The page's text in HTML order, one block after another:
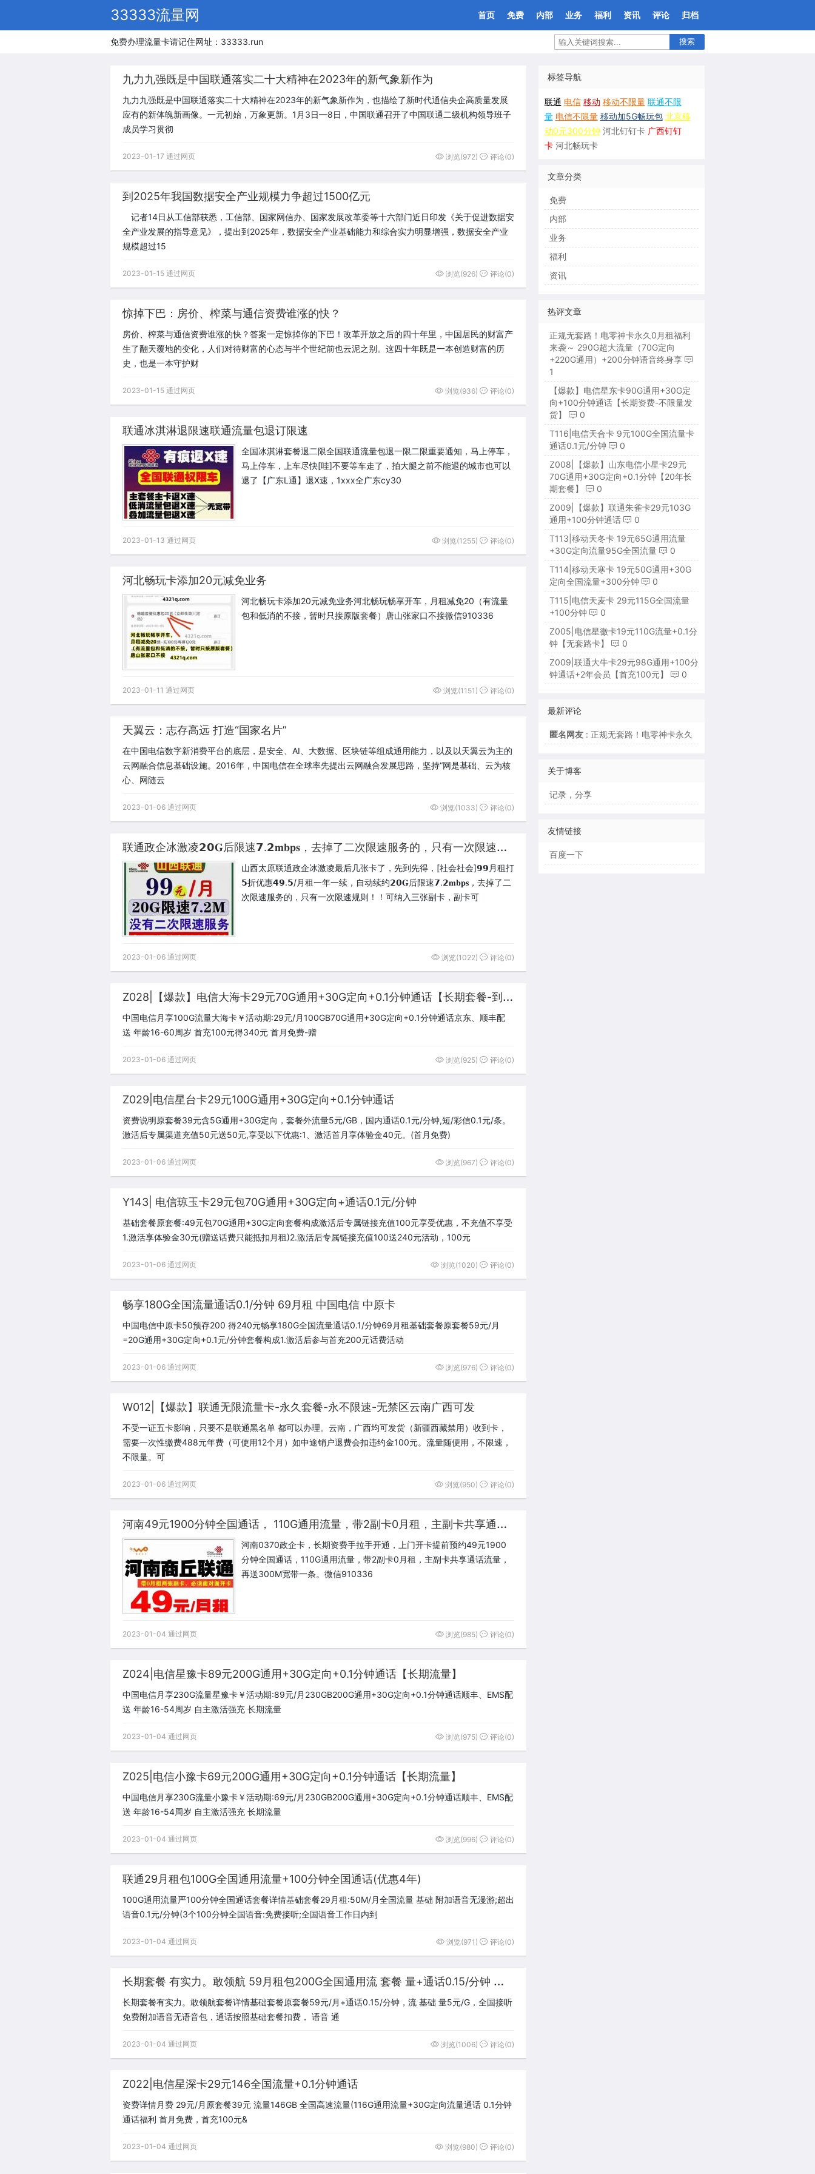
33333流量网 首页 免费 内部 业务 福利 资讯 评论 归档
免费办理流量卡请记住网址：33333.run 搜索
九力九强既是中国联通落实二十大精神在2023年的新气象新作为
九力九强既是中国联通落实二十大精神在2023年的新气象新作为，也描绘了新时代通信央企高质量发展
应有的新体魄新画像。一元初始，万象更新。1月3日—8日，中国联通召开了中国联通二级机构领导班子
成员学习贯彻
2023-01-17 通过网页 浏览(972) 评论(0)
到2025年我国数据安全产业规模力争超过1500亿元
记者14日从工信部获悉，工信部、国家网信办、国家发展改革委等十六部门近日印发《关于促进数据安
全产业发展的指导意见》，提出到2025年，数据安全产业基础能力和综合实力明显增强，数据安全产业
规模超过15
2023-01-15 通过网页 浏览(926) 评论(0)
惊掉下巴：房价、榨菜与通信资费谁涨的快？
房价、榨菜与通信资费谁涨的快？答案一定惊掉你的下巴！改革开放之后的四十年里，中国居民的财富产
生了翻天覆地的变化，人们对待财富的心态与半个世纪前也云泥之别。这四十年既是一本创造财富的历
史，也是一本守护财
2023-01-15 通过网页 浏览(936) 评论(0)
联通冰淇淋退限速联通流量包退订限速
全国冰淇淋套餐退二限全国联通流量包退一限二限重‮通要‬知，马上停车，
马‮停上‬车，上‮尽车‬快[哇]不要等‮走车‬了，拍大腿之前‮能不‬退的城‮也市‬可以
退了【广东L通】退X速，1xxx全广东cy30
2023-01-13 通过网页 浏览(1255) 评论(0)
河北畅玩卡添加20元减免业务
河北畅玩卡添加20元减免业务河北畅玩畅享开车，月租减免20（有流量
包和低消的不接，暂时只接原版套餐）唐山张家口不接微信910336
2023-01-11 通过网页 浏览(1151) 评论(0)
天翼云：志存高远 打造“国家名片”
在中国电信数字新消费平台的底层，是安全、AI、大数据、区块链等组成通用能力，以及以天翼云为主的
云网融合信息基础设施。2016年，中国电信在全球率先提出云网融合发展思路，坚持“网是基础、云为核
心、网随云
2023-01-06 通过网页 浏览(1033) 评论(0)
联
通政企冰激凌𝟮𝟬𝐆后限速𝟳.𝟮𝐦𝐛𝐩𝐬，去掉了二次限速服务的，只有一次限速规则！！ 可纳入三张副卡，副卡可付费改𝟬
山西太原联通政企冰激凌最后几张卡了，先到先得，[社会社会]𝟵𝟵月租打
𝟱折优惠𝟰𝟵.𝟱/月租一年一续，自动续约𝟮𝟬𝐆后限速𝟳.𝟮𝐦𝐛𝐩𝐬，去掉了二
次限速服务的，只有一次限速规则！！可纳入三张副卡，副卡可
2023-01-06 通过网页 浏览(1022) 评论(0)
Z
028|【爆款】电信大海卡29元70G通用+30G定向+0.1分钟通话【长期套餐-到期可续约】
中国电信月享100G流量大海卡￥活动期:29元/月100GB70G通用+30G定向+0.1分钟通话京东、顺丰配
送 年龄16-60周岁 首充100元得340元 首月免费-赠
2023-01-06 通过网页 浏览(925) 评论(0)
Z029|电信星台卡29元100G通用+30G定向+0.1分钟通话
资费说明原套餐39元含5G通用+30G定向，套餐外流量5元/GB，国内通话0.1元/分钟,短/彩信0.1元/条。
激活后专属渠道充值50元送50元,享受以下优惠:1、激活首月享体验金40元。(首月免费)
2023-01-06 通过网页 浏览(967) 评论(0)
Y143| 电信琼玉卡29元包70G通用+30G定向+通话0.1元/分钟
基础套餐原套餐:49元包70G通用+30G定向套餐构成激活后专属链接充值100元享受优惠，不充值不享受
1.激活享体验金30元(赠送话费只能抵扣月租)2.激活后专属链接充值100送240元活动，100元
2023-01-06 通过网页 浏览(1020) 评论(0)
畅享180G全国流量通话0.1/分钟 69月租 中国电信 中原卡
中国电信中原卡50预存200 得240元畅享180G全国流量通话0.1/分钟69月租基础套餐原套餐59元/月
=20G通用+30G定向+0.1元/分钟套餐构成1.激活后参与首充200元话费活动
2023-01-06 通过网页 浏览(976) 评论(0)
W012|【爆款】联通无限流量卡-永久套餐-永不限速-无禁区云南广西可发
不受一证五卡影响，只要不是联通黑名单 都可以办理。云南，广西均可发货（新疆西藏禁用）收到卡，
需要一次性缴费488元年费（可使用12个月）如中途销户退费会扣违约金100元。流量随便用，不限速，
不限量。可
2023-01-06 通过网页 浏览(950) 评论(0)
河
南49元1900分钟全国通话， 110G通用流量，带2副卡0月租，主副卡共享通话流量，再送300M宽带一条。
河南0370政企卡，长期资费手拉手开通，上门开卡提前预约49元1900
分钟全国通话，110G通用流量，带2副卡0月租，主副卡共享通话流量，
再送300M宽带一条。微信910336
2023-01-04 通过网页 浏览(985) 评论(0)
Z024|电信星豫卡89元200G通用+30G定向+0.1分钟通话【长期流量】
中国电信月享230G流量星豫卡￥活动期:89元/月230GB200G通用+30G定向+0.1分钟通话顺丰、EMS配
送 年龄16-54周岁 自主激活强充 长期流量
2023-01-04 通过网页 浏览(975) 评论(0)
Z025|电信小豫卡69元200G通用+30G定向+0.1分钟通话【长期流量】
中国电信月享230G流量小豫卡￥活动期:69元/月230GB200G通用+30G定向+0.1分钟通话顺丰、EMS配
送 年龄16-54周岁 自主激活强充 长期流量
2023-01-04 通过网页 浏览(996) 评论(0)
联通29月租包100G全国通用流量+100分钟全国通话(优惠4年)
100G通用流量严100分钟全国通话套餐详情基础套餐29月租:50M/月全国流量 基础 附加语音无漫游;超出
语音0.1元/分钟(3个100分钟全国语音:免费接听;全国语音工作日内到
2023-01-04 通过网页 浏览(971) 评论(0)
长
期套餐 有实力。敢领航 59月租包200G全国通用流 套餐 量+通话0.15/分钟 联通卡
长期套餐有实力。敢领航套餐详情基础套餐原套餐59元/月+通话0.15/分钟，流 基础 量5元/G，全国接听
免费附加语音无语音包，通话按照基础套餐扣费， 语音 通
2023-01-04 通过网页 浏览(1006) 评论(0)
Z022|电信星深卡29元146全国流量+0.1分钟通话
资费详情月费 29元/月原套餐39元 流量146GB 全国高速流量(116G通用流量+30G定向流量通话 0.1分钟
通话福利 首月免费，首充100元&
2023-01-04 通过网页 浏览(980) 评论(0)
标签导航
联通 电信 移动 移动不限量 联通不限
量 电信不限量 移动加5G畅玩包 北京移
动0元300分钟 河北钉钉卡 广西钉钉
卡 河北畅玩卡
文章分类
免费
内部
业务
福利
资讯
热评文章
正规无套路！电零神卡永久0月租福利
来袭～ 290G超大流量（70G定向
+220G通用）+200分钟语音终身享
1
【爆款】电信星东卡90G通用+30G定
向+100分钟通话【长期资费-不限量发
货】
0
T116|电信天合卡 9元100G全国流量卡
通话0.1元/分钟
0
Z008|【爆款】山东电信小星卡29元
70G通用+30G定向+0.1分钟【20年长
期套餐】
0
Z009|【爆款】联通朱雀卡29元103G
通用+100分钟通话
0
T113|移动天冬卡 19元65G通用流量
+30G定向流量95G全国流量
0
T114|移动天寒卡 19元50G通用+30G
定向全国流量+300分钟
0
T115|电信天麦卡 29元115G全国流量
+100分钟
0
Z005|电信星徽卡19元110G流量+0.1分
钟【无套路卡】
0
Z009|联通大牛卡29元98G通用+100分
钟通话+2年会员【首充100元】
0
最新评论
匿名网友: 正规无套路！电零神卡永久
关于博客
记录，分享
友情链接
百度一下